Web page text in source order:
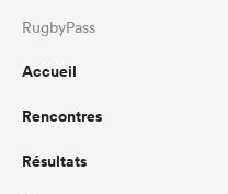
RugbyPass
Accueil
Rencontres
Résultats